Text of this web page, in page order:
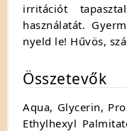
irritációt
használatát.
nyeld le! Hűvös,
Összetevők
Aqua, Glycerin,
Ethylhexyl